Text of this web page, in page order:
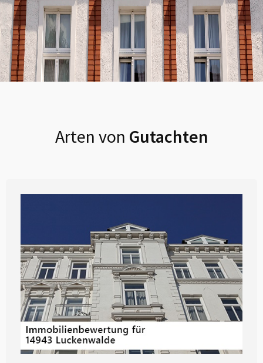
Arten von Gutachten